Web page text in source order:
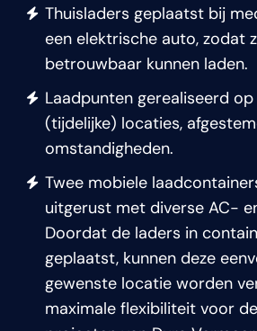
Thuisladers geplaatst bij
een elektrische auto, zodat
betrouwbaar kunnen laden.
Laadpunten gerealiseerd
(tijdelijke) locaties,
omstandigheden.
Twee mobiele
uitgerust met diverse AC-
Doordat de laders in
geplaatst, kunnen deze
gewenste locatie worden
maximale flexibiliteit voor